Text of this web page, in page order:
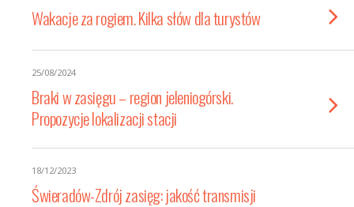
Wakacje za rogiem. Kilka słów dla turystów
25/08/2024
Braki w zasięgu – region jeleniogórski.
Propozycje lokalizacji stacji
18/12/2023
Świeradów-Zdrój zasięg: jakość transmisji